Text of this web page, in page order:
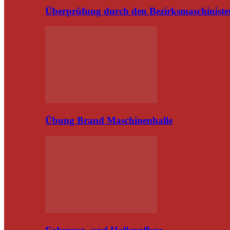
Überprüfung durch den
Übung Brand Maschinenhalle